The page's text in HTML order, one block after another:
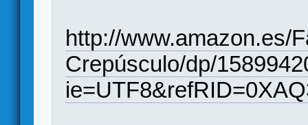
http://www.amazon.es/
Crepúsculo/dp/